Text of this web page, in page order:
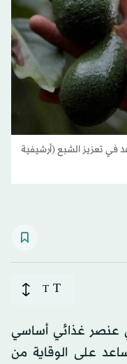
تعزيز الشبع (أرشيفية
T
T
عنصر غذائي أساسي
على الوقاية من